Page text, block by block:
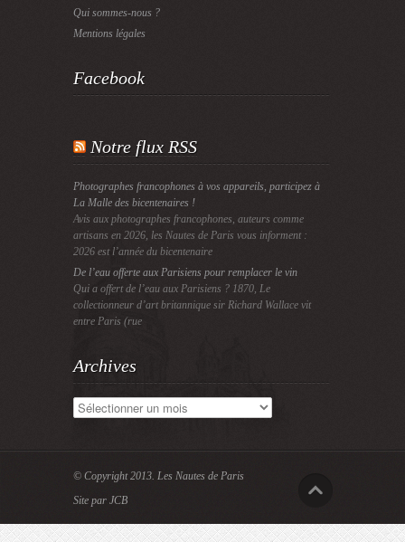
Qui sommes-nous ?
Mentions légales
Facebook
Notre flux RSS
Photographes francophones à vos appareils, participez à
La Malle des bicentenaires !
Avis aux photographes francophones, auteurs comme
artisans en 2026, les Nautes de Paris vous informent :
2026 est l’année du bicentenaire
De l’eau offerte aux Parisiens pour remplacer le vin
Qui a offert de l’eau aux Parisiens ? 1870, Le
collectionneur d’art britannique sir Richard Wallace vit
entre Paris (rue
Archives
Archives
© Copyright 2013. Les Nautes de Paris
Site par JCB